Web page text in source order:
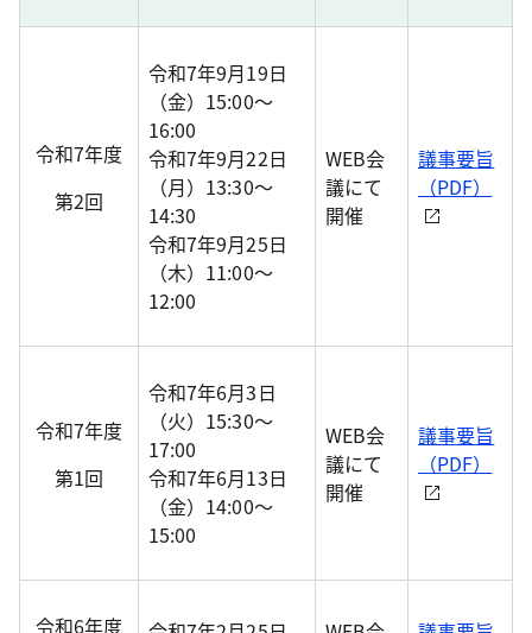
令和7年度
第2回
令和7年9月19日
（金）15:00～
16:00
令和7年9月22日
（月）13:30～
14:30
令和7年9月25日
（木）11:00～
12:00
WEB会
議にて
開催
議事要旨
（PDF）
令和7年度
第1回
令和7年6月3日
（火）15:30～
17:00
令和7年6月13日
（金）14:00～
15:00
WEB会
議にて
開催
議事要旨
（PDF）
令和6年度